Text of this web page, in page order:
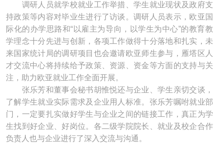
调研人员就学校就业工作举措、学生就业现状及政府支
持政策等内容对毕业生进行了访谈。调研人员表示，欧亚国
际化的办学思路和“以雇主为导向，以学生为中心”的教育教
学理念十分先进与创新，各项工作做得十分落地和扎实，未
来国家统计局的调研项目也会邀请欧亚师生参与，雁塔区人
才交流中心将持续给予政策、资源、资金等方面的支持与关
注，助力欧亚就业工作全面开展。
张乐芳和董事会秘书胡惟悦还与企业、学生亲切交谈，
了解学生就业实际需求及企业用人标准。张乐芳嘱咐就业部
门，一定要扎实做好学生与企业之间的链接工作，真正为学
生找到好企业、好岗位。各二级学院院长、就业及校企合作
负责人也与企业进行了深入交流与沟通。